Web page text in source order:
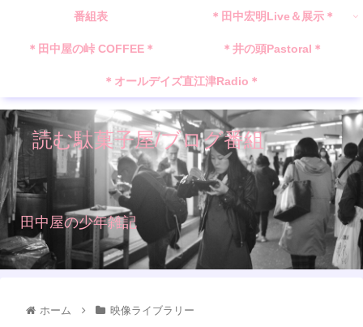
読む駄菓子屋/ブログ番組
田中屋の少年雑記
番組表 ＊田中宏明Live＆展示＊
＊田中屋の峠 COFFEE＊ ＊井の頭Pastoral＊
＊オールデイズ直江津Radio＊
ホーム 映像ライブラリー